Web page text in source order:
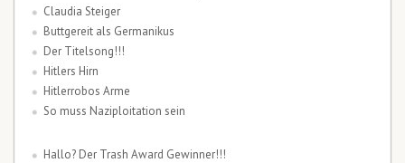
Claudia Steiger
Buttgereit als Germanikus
Der Titelsong!!!
Hitlers Hirn
Hitlerrobos Arme
So muss Naziploitation sein
Hallo? Der Trash Award Gewinner!!!